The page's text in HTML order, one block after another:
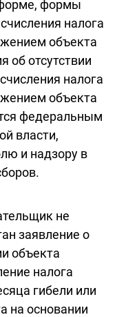
формы
налога
объекта
об отсутствии
налога
объекта
федеральным
власти,
и надзору в
не
заявление о
объекта
налога
гибели или
на основании